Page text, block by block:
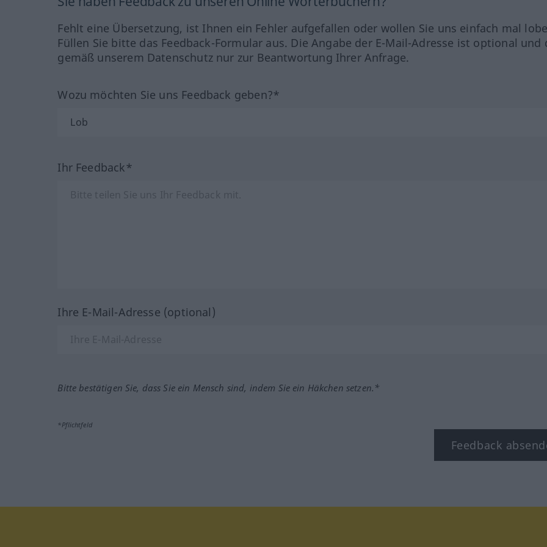
Fehlt eine Übersetzung, ist Ihnen ein Fehler aufgefallen oder wollen Sie uns einfach mal
Füllen Sie bitte das Feedback-Formular aus. Die Angabe der E-Mail-Adresse ist optional und
gemäß unserem Datenschutz nur zur Beantwortung Ihrer Anfrage.
Wozu möchten Sie uns Feedback geben?*
Ihr Feedback*
Ihre E-Mail-Adresse (optional)
Bitte bestätigen Sie, dass Sie ein Mensch sind, indem Sie ein Häkchen setzen.*
*Pflichtfeld
Feedback